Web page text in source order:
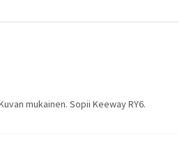
mukainen. Sopii Keeway RY6.